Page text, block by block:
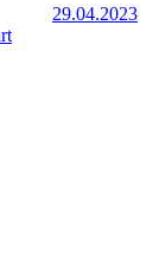
29.04.2023